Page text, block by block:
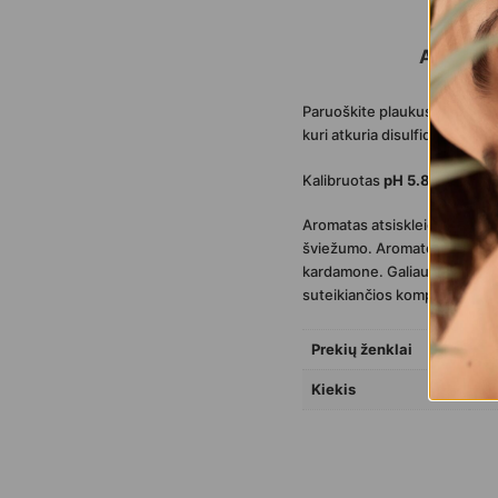
Paruoškite plaukus
kuri atkuria disulfidinius
KalibruotaspH 5.8palaiko
Aromatas atsiskleidžia
šviežumo. Aromato širdis
kardamone. Galiausiai
suteikiančios kompozicijai
Prekių ženklai
Kiekis